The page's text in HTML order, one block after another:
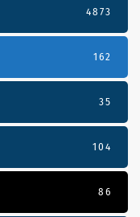
4873
162
35
104
86